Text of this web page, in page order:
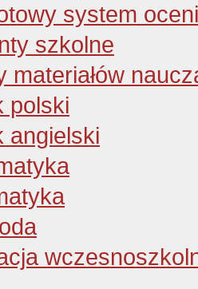
system
szkolne
materiałów
polski
angielski